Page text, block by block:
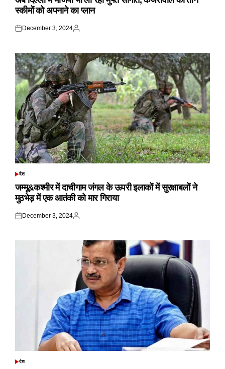
स्कीमों को अपनाने का प्लान
Posted
December 3, 2024
Posted
POSTED
देश
जम्मू&कश्मीर में दाचीगाम जंगल के ऊपरी इलाकों में सुरक्षाबलों ने
मुठभेड़ में एक आतंकी को मार गिराया
Posted
December 3, 2024
Posted
POSTED
देश